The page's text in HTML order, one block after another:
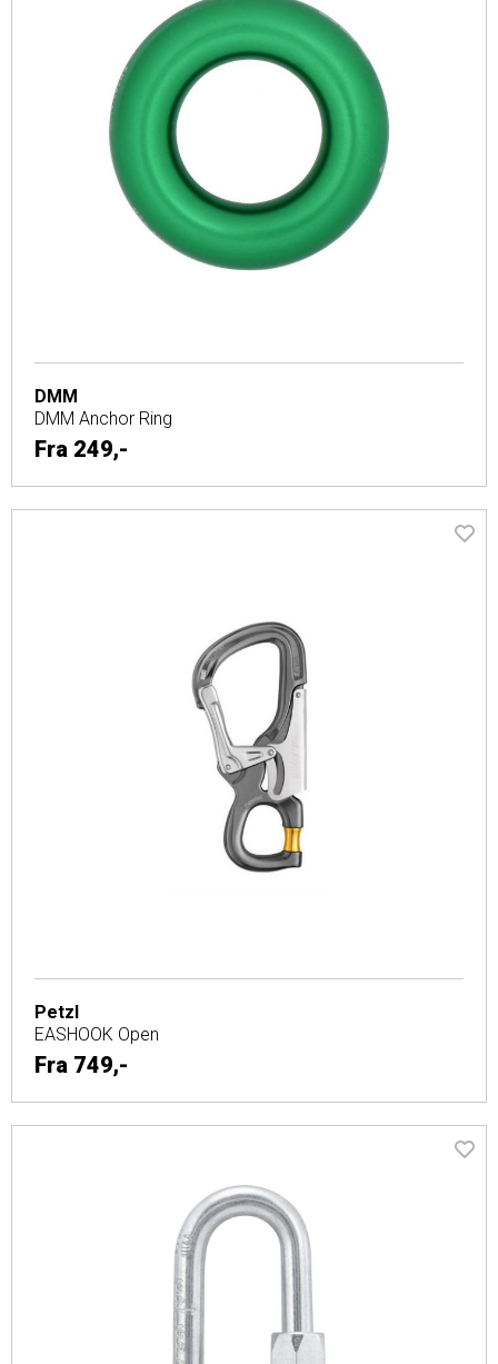
DMM
DMM Anchor Ring
Fra 249,-
Petzl
EASHOOK Open
Fra 749,-